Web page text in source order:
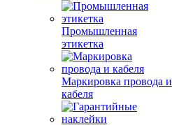
Промышленная
этикетка
Маркировка провода и
кабеля